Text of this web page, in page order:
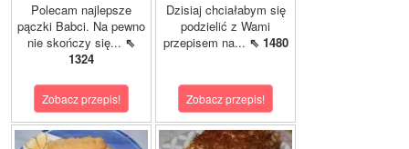
Polecam najlepsze
pączki Babci. Na pewno
nie skończy się... ⇖
1324
Zobacz przepis!
Dzisiaj chciałabym się
podzielić z Wami
przepisem na... ⇖ 1480
Zobacz przepis!